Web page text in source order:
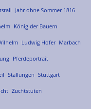
Jahr ohne Sommer 1816
König der Bauern
Ludwig Hofer Marbach
Pferdeportrait
Stallungen Stuttgart
Zuchtstuten